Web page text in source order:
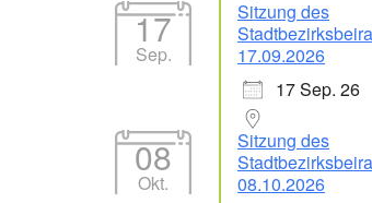
17
Sep.
Sitzung des
17.09.2026
17 Sep. 26
08
Okt.
Sitzung des
08.10.2026